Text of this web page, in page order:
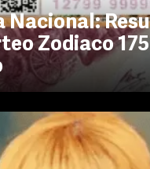
Nacional:
Zodiaco